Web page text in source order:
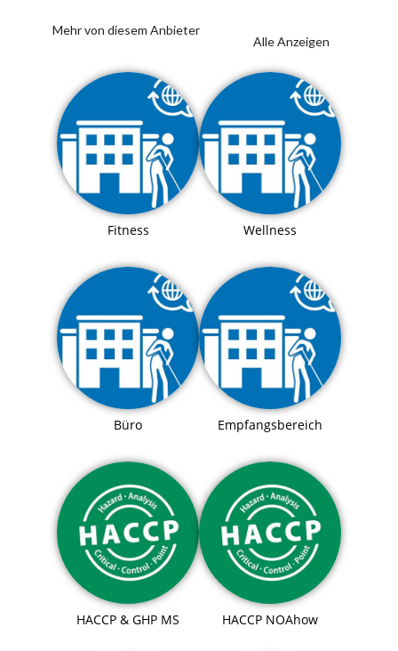
Mehr von diesem Anbieter
Alle Anzeigen
Fitness Wellness
Büro Empfangsbereich
HACCP & GHP MS HACCP NOAhow